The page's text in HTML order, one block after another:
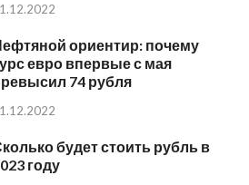
ориентир: почему
евро впервые с мая
74 рубля
будет стоить рубль в
году